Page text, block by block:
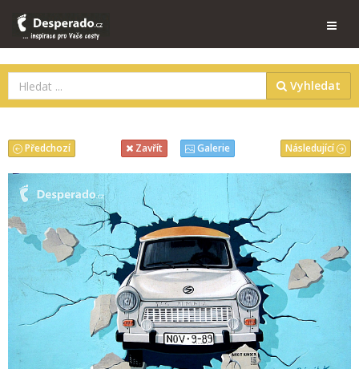
Vyhledat
Následující
Předchozí Zavřít Galerie